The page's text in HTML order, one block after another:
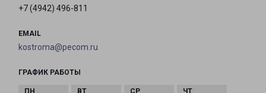
+7 (4942) 496-811
EMAIL
kostroma@pecom.ru
ГРАФИК РАБОТЫ